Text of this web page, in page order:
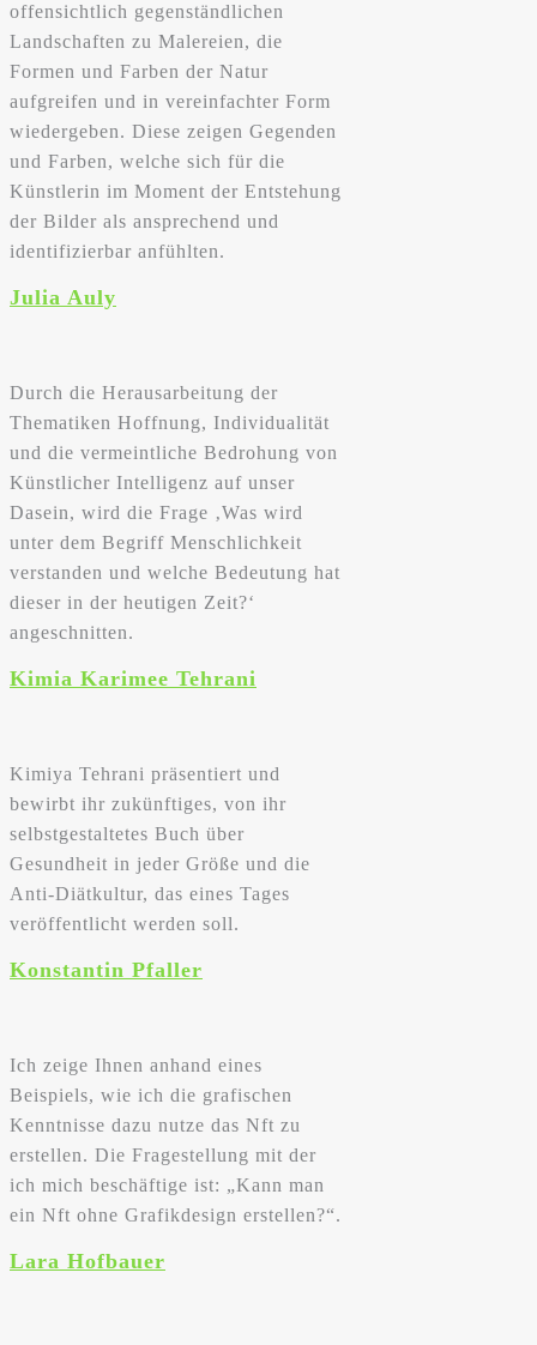
offensichtlich gegenständlichen
Landschaften zu Malereien, die
Formen und Farben der Natur
aufgreifen und in vereinfachter Form
wiedergeben. Diese zeigen Gegenden
und Farben, welche sich für die
Künstlerin im Moment der Entstehung
der Bilder als ansprechend und
identifizierbar anfühlten.
Julia Auly
Durch die Herausarbeitung der
Thematiken Hoffnung, Individualität
und die vermeintliche Bedrohung von
Künstlicher Intelligenz auf unser
Dasein, wird die Frage ‚Was wird
unter dem Begriff Menschlichkeit
verstanden und welche Bedeutung hat
dieser in der heutigen Zeit?‘
angeschnitten.
Kimia Karimee Tehrani
Kimiya Tehrani präsentiert und
bewirbt ihr zukünftiges, von ihr
selbstgestaltetes Buch über
Gesundheit in jeder Größe und die
Anti-Diätkultur, das eines Tages
veröffentlicht werden soll.
Konstantin Pfaller
Ich zeige Ihnen anhand eines
Beispiels, wie ich die grafischen
Kenntnisse dazu nutze das Nft zu
erstellen. Die Fragestellung mit der
ich mich beschäftige ist: „Kann man
ein Nft ohne Grafikdesign erstellen?“.
Lara Hofbauer